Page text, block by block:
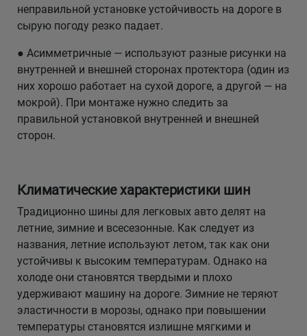
неправильной установке устойчивость на дороге в
сырую погоду резко падает.
● Асимметричные — используют разные рисунки на
внутренней и внешней сторонах протектора (один из
них хорошо работает на сухой дороге, а другой — на
мокрой). При монтаже нужно следить за
правильной установкой внутренней и внешней
сторон.
Климатические характеристики шин
Традиционно шины для легковых авто делят на
летние, зимние и всесезонные. Как следует из
названия, летние используют летом, так как они
устойчивы к высоким температурам. Однако на
холоде они становятся твердыми и плохо
удерживают машину на дороге. Зимние не теряют
эластичности в морозы, однако при повышении
температуры становятся излишне мягкими и